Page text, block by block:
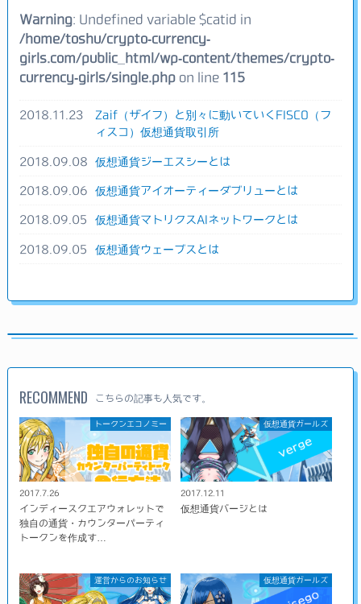
Warning: Undefined variable $catid in
/home/toshu/crypto-currency-
girls.com/public_html/wp-content/themes/crypto-
currency-girls/single.php on line 115
2018.11.23
Zaif（ザイフ）と別々に動いていくFISCO（フ
ィスコ）仮想通貨取引所
2018.09.08 仮想通貨ジーエスシーとは
2018.09.06 仮想通貨アイオーティーダブリューとは
2018.09.05 仮想通貨マトリクスAIネットワークとは
2018.09.05 仮想通貨ウェーブスとは
RECOMMEND こちらの記事も人気です。
トークンエコノミー
2017.7.26
インディースクエアウォレットで
独自の通貨・カウンターパーティ
トークンを作成す…
仮想通貨ガールズ
2017.12.11
仮想通貨バージとは
運営からのお知らせ 仮想通貨ガールズ